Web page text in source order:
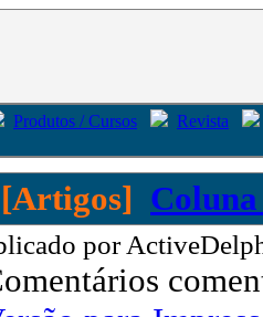
Produtos / Cursos
Revista
[Artigos]
por